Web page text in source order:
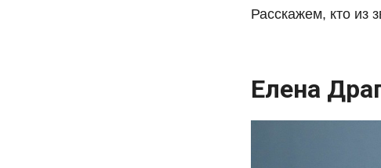
Расскажем, кто из
Елена